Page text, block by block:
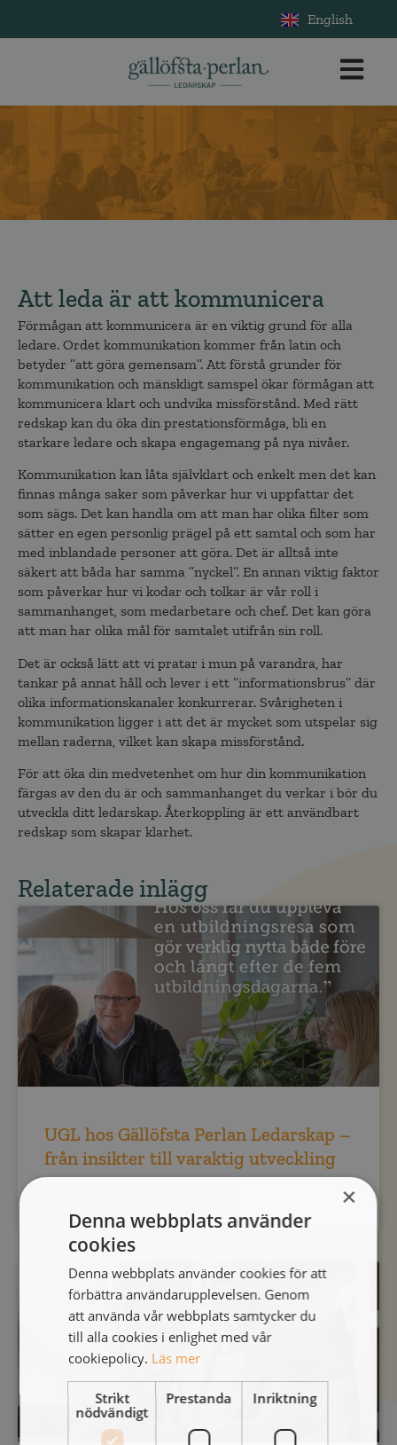
English
Att leda är att kommunicera
Förmågan att kommunicera är en viktig grund för alla
ledare. Ordet kommunikation kommer från latin och
betyder ’’att göra gemensam’’. Att förstå grunder för
kommunikation och mänskligt samspel ökar förmågan att
kommunicera klart och undvika missförstånd. Med rätt
redskap kan du öka din prestationsförmåga, bli en
starkare ledare och skapa engagemang på nya nivåer.
Kommunikation kan låta självklart och enkelt men det kan
finnas många saker som påverkar hur vi uppfattar det
som sägs. Det kan handla om att man har olika filter som
sätter en egen personlig prägel på ett samtal och som har
med inblandade personer att göra. Det är alltså inte
säkert att båda har samma ’’nyckel’’. En annan viktig faktor
som påverkar hur vi kodar och tolkar är vår roll i
sammanhanget, som medarbetare och chef. Det kan göra
att man har olika mål för samtalet utifrån sin roll.
Det är också lätt att vi pratar i mun på varandra, har
tankar på annat håll och lever i ett ’’informationsbrus’’ där
olika informationskanaler konkurrerar. Svårigheten i
kommunikation ligger i att det är mycket som utspelar sig
mellan raderna, vilket kan skapa missförstånd.
För att öka din medvetenhet om hur din kommunikation
färgas av den du är och sammanhanget du verkar i bör du
utveckla ditt ledarskap. Återkoppling är ett användbart
redskap som skapar klarhet.
Relaterade inlägg
UGL hos Gällöfsta Perlan Ledarskap –
från insikter till varaktig utveckling
×
Denna webbplats använder
cookies
Denna webbplats använder cookies för att
förbättra användarupplevelsen. Genom
att använda vår webbplats samtycker du
till alla cookies i enlighet med vår
cookiepolicy. Läs mer
Strikt
nödvändigt
Prestanda Inriktning